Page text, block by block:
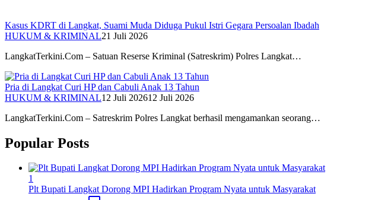
Kasus KDRT di Langkat, Suami Muda Diduga Pukul Istri Gegara Persoalan Ibadah
HUKUM & KRIMINAL21 Juli 2026
LangkatTerkini.Com – Satuan Reserse Kriminal (Satreskrim) Polres Langkat…
Pria di Langkat Curi HP dan Cabuli Anak 13 Tahun
HUKUM & KRIMINAL12 Juli 202612 Juli 2026
LangkatTerkini.Com – Satreskrim Polres Langkat berhasil mengamankan seorang…
Popular Posts
1
Plt Bupati Langkat Dorong MPI Hadirkan Program Nyata untuk Masyarakat